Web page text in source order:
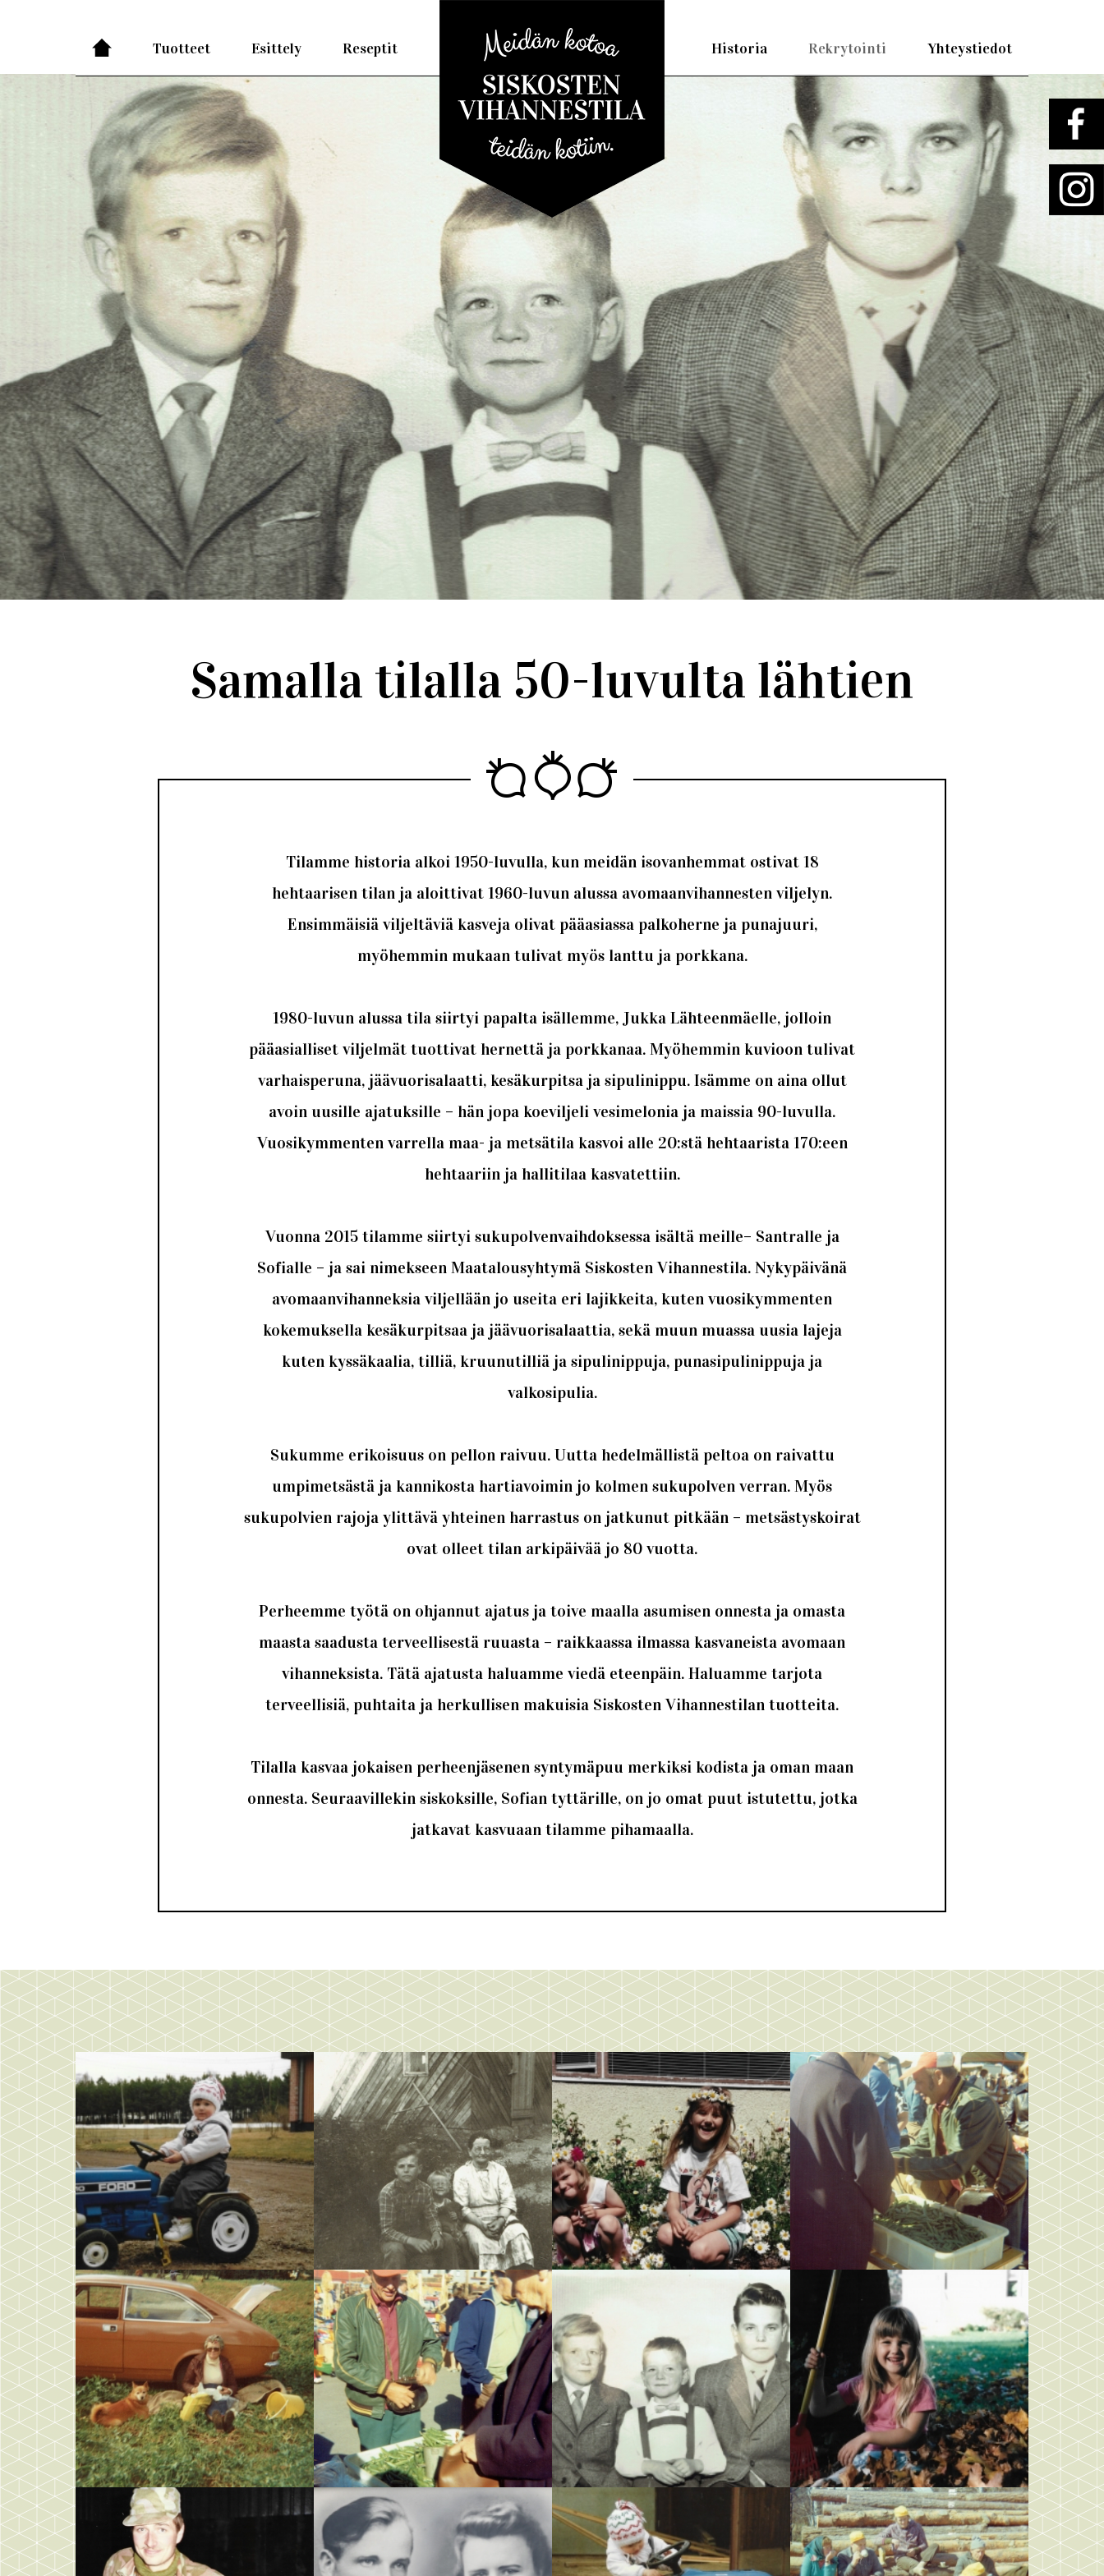
Tuotteet Esittely Yhteystiedot
Rekrytointi
Historia
Reseptit
Samalla tilalla 50-luvulta lähtien
Tilamme historia alkoi 1950-luvulla, kun meidän isovanhemmat ostivat 18
hehtaarisen tilan ja aloittivat 1960-luvun alussa avomaanvihannesten viljelyn.
Ensimmäisiä viljeltäviä kasveja olivat pääasiassa palkoherne ja punajuuri,
myöhemmin mukaan tulivat myös lanttu ja porkkana.
1980-luvun alussa tila siirtyi papalta isällemme, Jukka Lähteenmäelle, jolloin
pääasialliset viljelmät tuottivat hernettä ja porkkanaa. Myöhemmin kuvioon tulivat
varhaisperuna, jäävuorisalaatti, kesäkurpitsa ja sipulinippu. Isämme on aina ollut
avoin uusille ajatuksille – hän jopa koeviljeli vesimelonia ja maissia 90-luvulla.
Vuosikymmenten varrella maa- ja metsätila kasvoi alle 20:stä hehtaarista 170:een
hehtaariin ja hallitilaa kasvatettiin.
Vuonna 2015 tilamme siirtyi sukupolvenvaihdoksessa isältä meille– Santralle ja
Sofialle – ja sai nimekseen Maatalousyhtymä Siskosten Vihannestila. Nykypäivänä
avomaanvihanneksia viljellään jo useita eri lajikkeita, kuten vuosikymmenten
kokemuksella kesäkurpitsaa ja jäävuorisalaattia, sekä muun muassa uusia lajeja
kuten kyssäkaalia, tilliä, kruunutilliä ja sipulinippuja, punasipulinippuja ja
valkosipulia.
Sukumme erikoisuus on pellon raivuu. Uutta hedelmällistä peltoa on raivattu
umpimetsästä ja kannikosta hartiavoimin jo kolmen sukupolven verran. Myös
sukupolvien rajoja ylittävä yhteinen harrastus on jatkunut pitkään – metsästyskoirat
ovat olleet tilan arkipäivää jo 80 vuotta.
Perheemme työtä on ohjannut ajatus ja toive maalla asumisen onnesta ja omasta
maasta saadusta terveellisestä ruuasta – raikkaassa ilmassa kasvaneista avomaan
vihanneksista. Tätä ajatusta haluamme viedä eteenpäin. Haluamme tarjota
terveellisiä, puhtaita ja herkullisen makuisia Siskosten Vihannestilan tuotteita.
Tilalla kasvaa jokaisen perheenjäsenen syntymäpuu merkiksi kodista ja oman maan
onnesta. Seuraavillekin siskoksille, Sofian tyttärille, on jo omat puut istutettu, jotka
jatkavat kasvuaan tilamme pihamaalla.